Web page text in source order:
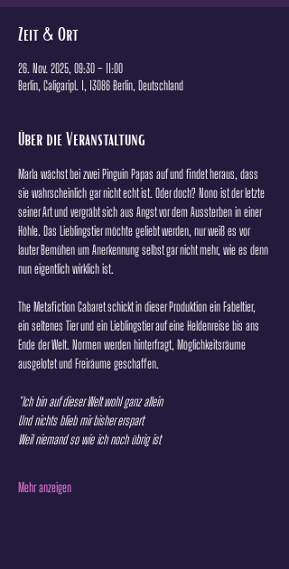
Zeit & Ort
26. Nov. 2025, 09:30 – 11:00
Berlin, Caligaripl. 1, 13086 Berlin, Deutschland
Über die Veranstaltung
Marla wächst bei zwei Pinguin Papas auf und findet heraus, dass
sie wahrscheinlich gar nicht echt ist. Oder doch? Nono ist der letzte
seiner Art und vergräbt sich aus Angst vor dem Aussterben in einer
Höhle. Das Lieblingstier möchte geliebt werden, nur weiß es vor
lauter Bemühen um Anerkennung selbst gar nicht mehr, wie es denn
nun eigentlich wirklich ist.
The Metafiction Cabaret schickt in dieser Produktion ein Fabeltier,
ein seltenes Tier und ein Lieblingstier auf eine Heldenreise bis ans
Ende der Welt. Normen werden hinterfragt, Möglichkeitsräume
ausgelotet und Freiräume geschaffen.
"Ich bin auf dieser Welt wohl ganz allein
Und nichts blieb mir bisher erspart
Weil niemand so wie ich noch übrig ist
Mehr anzeigen